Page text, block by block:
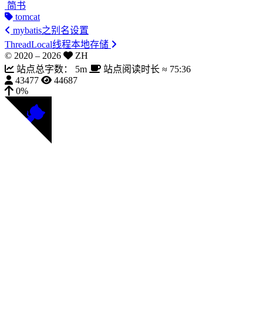
简书
tomcat
mybatis之别名设置
ThreadLocal线程本地存储
© 2020 – 2026
ZH
站点总字数：
5m 站点阅读时长 ≈ 75:36
43477
44687
0%